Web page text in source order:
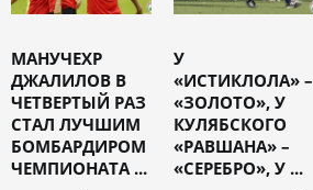
МАНУЧЕХР
ДЖАЛИЛОВ В
ЧЕТВЕРТЫЙ РАЗ
СТАЛ ЛУЧШИМ
БОМБАРДИРОМ
ЧЕМПИОНАТА ...
У
«ИСТИКЛОЛА» –
«ЗОЛОТО», У
КУЛЯБСКОГО
«РАВШАНА» –
«СЕРЕБРО», У ...